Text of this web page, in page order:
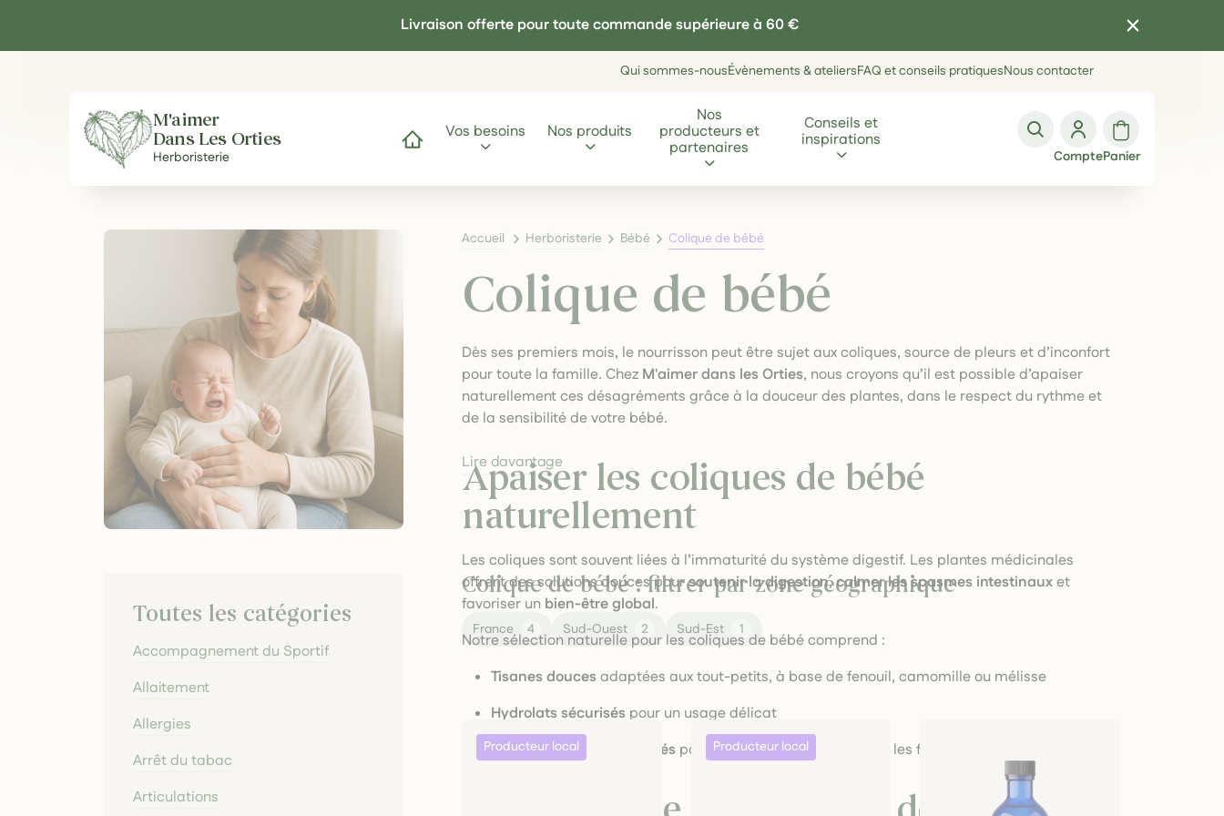
Livraison offerte pour toute commande supérieure à 60 €
Qui sommes-nousÉvènements & ateliersFAQ et conseils pratiquesNous contacter
M'aimer
Dans Les Orties
Herboristerie
Accueil
Vos besoins Nos produits
Nos
producteurs et
partenaires
Conseils et
inspirations
ComptePanier
Accueil Herboristerie Bébé Colique de bébé
Colique de bébé
Dès ses premiers mois, le nourrisson peut être sujet aux coliques, source de pleurs et d’inconfort
pour toute la famille. Chez M'aimer dans les Orties, nous croyons qu’il est possible d’apaiser
naturellement ces désagréments grâce à la douceur des plantes, dans le respect du rythme et
de la sensibilité de votre bébé.
Apaiser les coliques de bébé
naturellement
Les coliques sont souvent liées à l’immaturité du système digestif. Les plantes médicinales
offrent des solutions douces poursoutenir la digestion,calmer les spasmes intestinauxet
favoriser un bien-être global.
Notre sélection naturelle pour les coliques de bébé comprend :
Tisanes doucesadaptées aux tout-petits, à base de fenouil, camomille ou mélisse
Hydrolats sécurisés pour un usage délicat
Macérats glycérinés dilués pour accompagner en douceur les fonctions digestives
Lire davantage
Colique de bébé : filtrer par zone géographique
France 4 Sud-Ouest 2 Sud-Est 1
Toutes les catégories
Accompagnement du Sportif
Allaitement
Allergies
Arrêt du tabac
Articulations